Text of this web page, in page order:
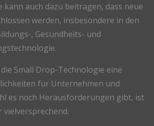
kann auch dazu beitragen, dass neue
werden, insbesondere in den
, Gesundheits- und
Small Drop-Technologie eine
für Unternehmen und
es noch Herausforderungen gibt, ist